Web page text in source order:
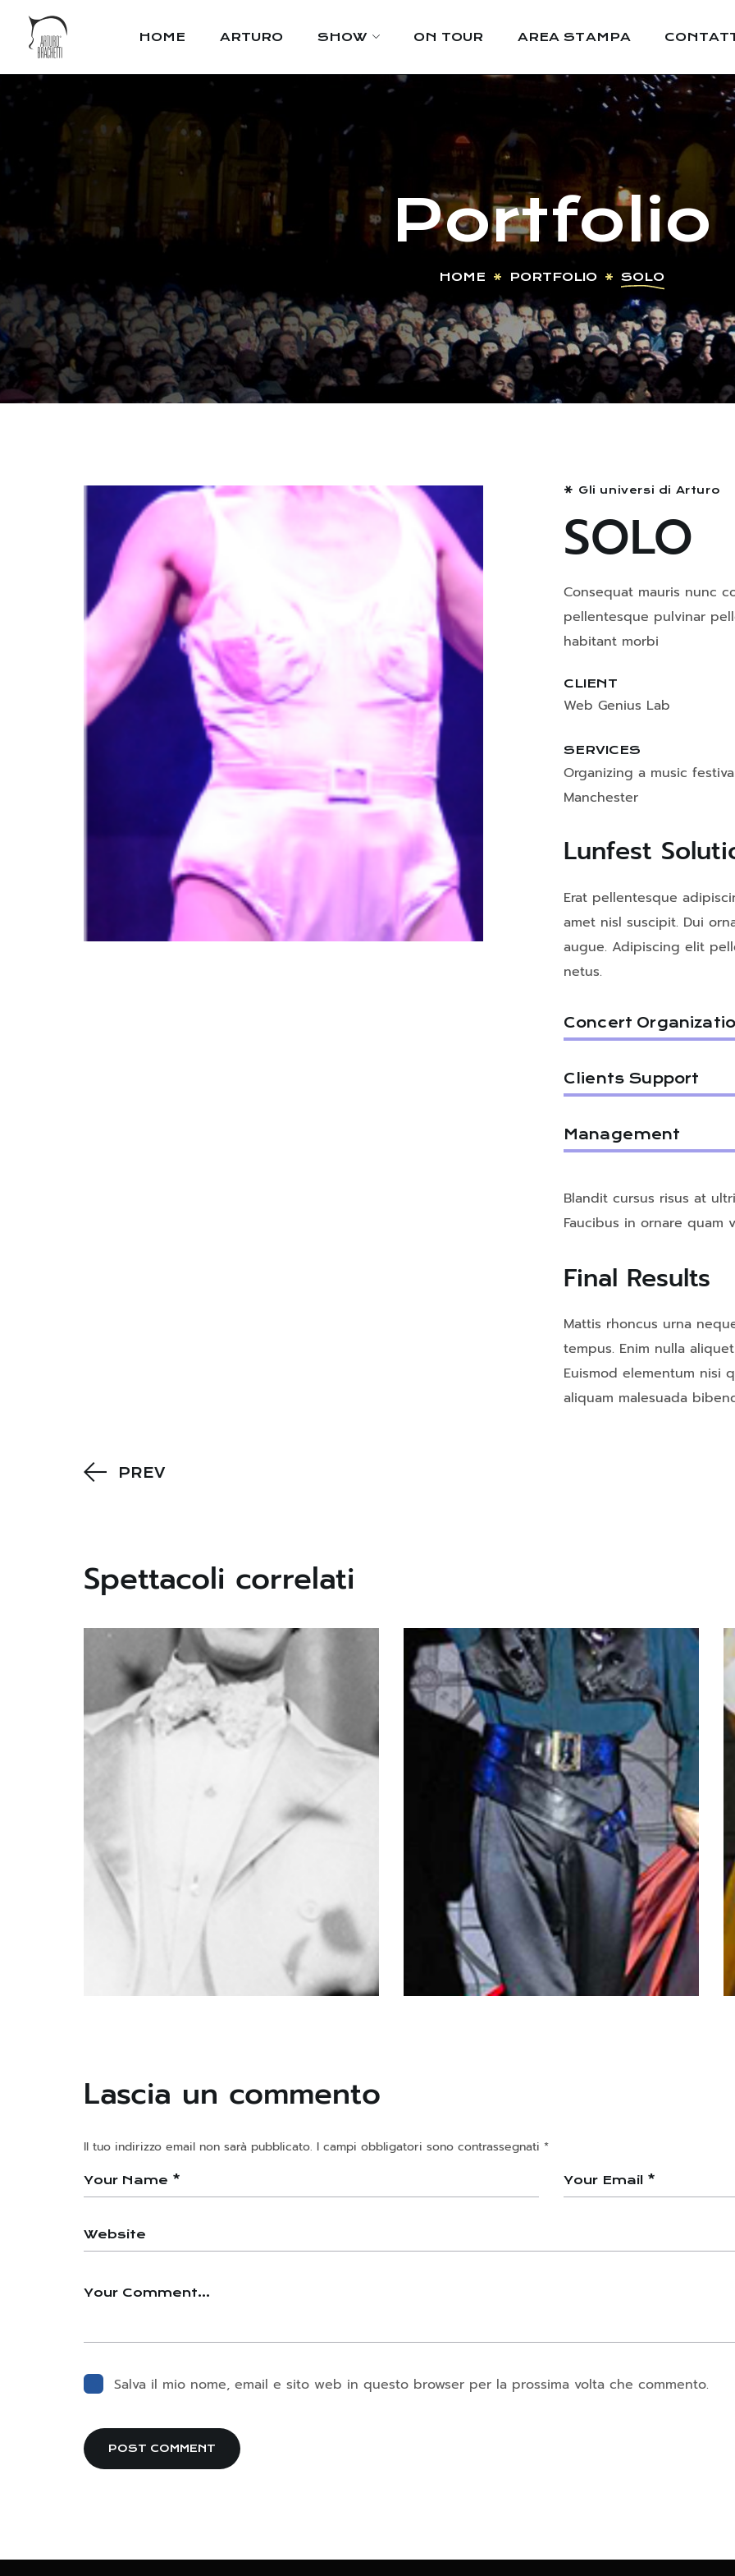
HOME ARTURO SHOW ON TOUR AREA STAMPA
Portfolio
HOME PORTFOLIO SOLO
Gli universi di Arturo
SOLO
Consequat mauris nunc
pellentesque pulvinar
habitant morbi
CLIENT
Web Genius Lab
SERVICES
Organizing a music
Manchester
Lunfest
Erat pellentesque
amet nisl suscipit. Dui
augue. Adipiscing elit
netus.
Concert
Clients Support
Management
Blandit cursus risus at
Faucibus in ornare quam
Final Results
Mattis rhoncus urna
tempus. Enim nulla
Euismod elementum nisi
aliquam malesuada
PREV
Spettacoli correlati
Lascia un commento
Il tuo indirizzo email non sarà pubblicato. I campi obbligatori sono contrassegnati *
Salva il mio nome, email e sito web in questo browser per la prossima volta che commento.